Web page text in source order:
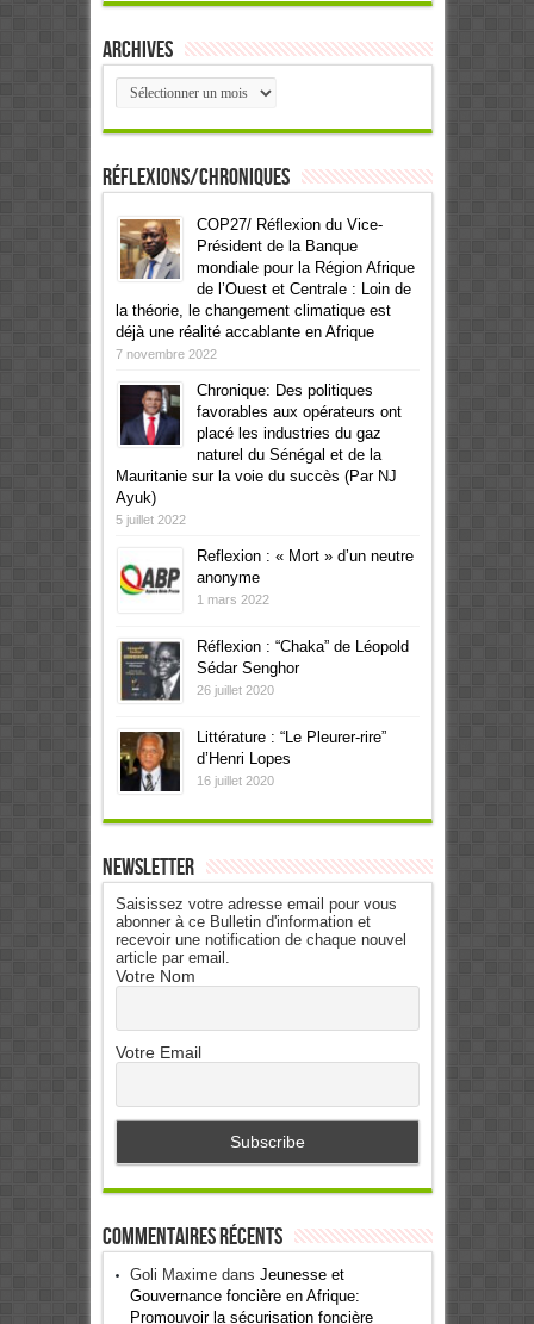
Archives
Archives
Réflexions/Chroniques
COP27/ Réflexion du Vice-
Président de la Banque
mondiale pour la Région Afrique
de l’Ouest et Centrale : Loin de
la théorie, le changement climatique est
déjà une réalité accablante en Afrique
7 novembre 2022
Chronique: Des politiques
favorables aux opérateurs ont
placé les industries du gaz
naturel du Sénégal et de la
Mauritanie sur la voie du succès (Par NJ
Ayuk)
5 juillet 2022
Reflexion : « Mort » d’un neutre
anonyme
1 mars 2022
Réflexion : “Chaka” de Léopold
Sédar Senghor
26 juillet 2020
Littérature : “Le Pleurer-rire”
d’Henri Lopes
16 juillet 2020
Newsletter
Saisissez votre adresse email pour vous
abonner à ce Bulletin d'information et
recevoir une notification de chaque nouvel
article par email.
Votre Nom
Votre Email
Commentaires récents
Goli Maximedans Jeunesse et
Gouvernance foncière en Afrique:
Promouvoir la sécurisation foncière